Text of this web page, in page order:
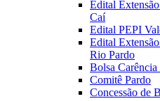
Edital
Caí
Edital PEPI
Edital
Rio Pardo
Bolsa
Comitê Pardo
Concessão de